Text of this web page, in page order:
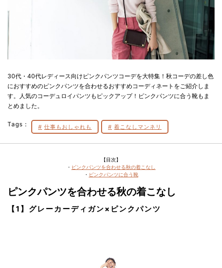
30代・40代レディース向けピンクパンツコーデを大特集！秋コーデの差し色
におすすめのピンクパンツを合わせるおすすめコーディネートをご紹介しま
す。人気のコーデュロイパンツもピックアップ！ピンクパンツに合う靴もま
とめました。
Tags： 仕事もおしゃれも 着こなしマンネリ
【目次】
・ ピンクパンツを合わせる秋の着こなし
・ ピンクパンツに合う靴
ピンクパンツを合わせる秋の着こなし
【1】グレーカーディガン×ピンクパンツ